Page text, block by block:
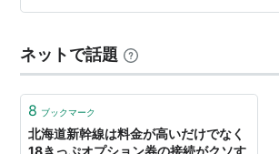
ネットで話題
8 ブックマーク
北海道新幹線は料金が高いだけでなく
18きっぷオプション券の接続がクソす